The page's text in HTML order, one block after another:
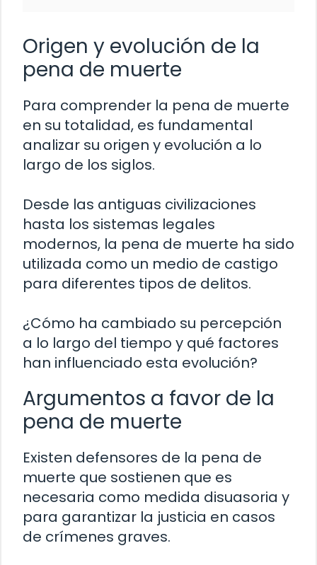
Origen y evolución de la
pena de muerte
Para comprender la pena de muerte
en su totalidad, es fundamental
analizar su origen y evolución a lo
largo de los siglos.
Desde las antiguas civilizaciones
hasta los sistemas legales
modernos, la pena de muerte ha sido
utilizada como un medio de castigo
para diferentes tipos de delitos.
¿Cómo ha cambiado su percepción
a lo largo del tiempo y qué factores
han influenciado esta evolución?
Argumentos a favor de la
pena de muerte
Existen defensores de la pena de
muerte que sostienen que es
necesaria como medida disuasoria y
para garantizar la justicia en casos
de crímenes graves.